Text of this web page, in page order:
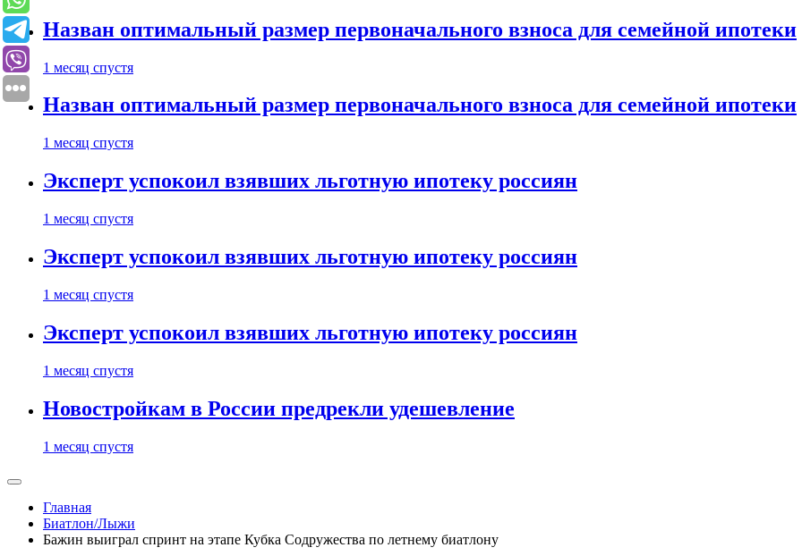
Назван оптимальный размер первоначального взноса для семейной ипотеки
1 месяц спустя
Назван оптимальный размер первоначального взноса для семейной ипотеки
1 месяц спустя
Эксперт успокоил взявших льготную ипотеку россиян
1 месяц спустя
Эксперт успокоил взявших льготную ипотеку россиян
1 месяц спустя
Эксперт успокоил взявших льготную ипотеку россиян
1 месяц спустя
Новостройкам в России предрекли удешевление
1 месяц спустя
Главная
Биатлон/Лыжи
Бажин выиграл спринт на этапе Кубка Содружества по летнему биатлону